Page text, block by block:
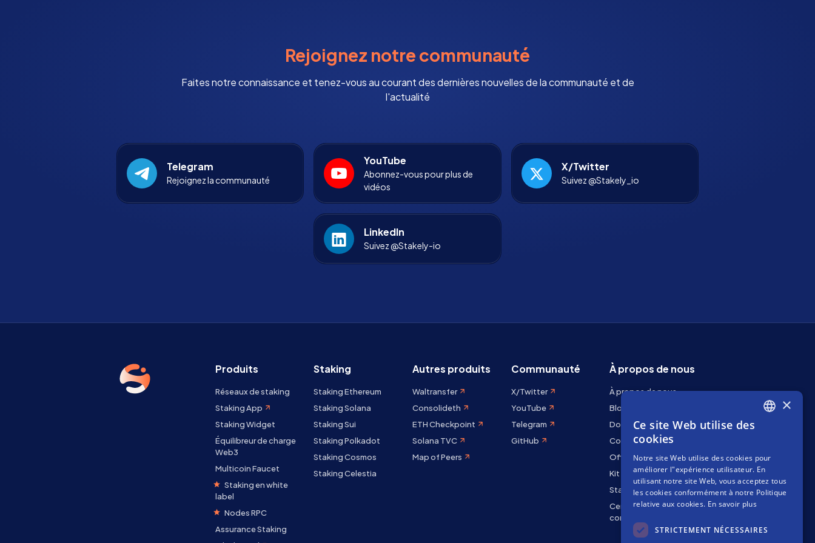
Rejoignez notre communauté
Faites notre connaissance et tenez-vous au courant des dernières nouvelles de la communauté et de
l'actualité
Telegram
Rejoignez la communauté
YouTube
Abonnez-vous pour plus de
vidéos
X/Twitter
Suivez @Stakely_io
LinkedIn
Suivez @Stakely-io
Produits
Réseaux de staking
Staking App
Staking Widget
Équilibreur de charge
Web3
Multicoin Faucet
Staking en white
label
Nodes RPC
Assurance Staking
Staking
Staking Ethereum
Staking Solana
Staking Sui
Staking Polkadot
Staking Cosmos
Staking Celestia
Autres produits
Waltransfer
Consolideth
ETH Checkpoint
Solana TVC
Map of Peers
Communauté
X/Twitter
YouTube
Telegram
GitHub
À propos de nous
À propos de nous
Blog
Docs
Contactez-nous
Offres d'emploi
Kit de marque
Staking Rewards
Centre de
confidentialité
FRENCH
×
Ce site Web utilise des
cookies
Notre site Web utilise des cookies pour
améliorer l"expérience utilisateur. En
utilisant notre site Web, vous acceptez tous
les cookies conformément à notre Politique
relative aux cookies. En savoir plus
STRICTEMENT NÉCESSAIRES